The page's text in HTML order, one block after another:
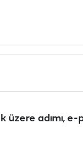
adımı,